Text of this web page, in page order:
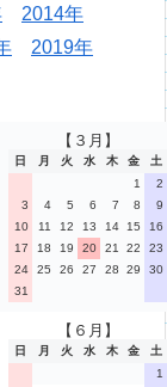
2014年
2019年
【３月】
日 月 火 水 木 金
土
1
2
3
4 5 6 7 8
9
10
11 12 13 14 15
16
17
18 19 20 21 22
23
24
25 26 27 28 29
30
31
【６月】
日 月 火 水 木 金
土
1